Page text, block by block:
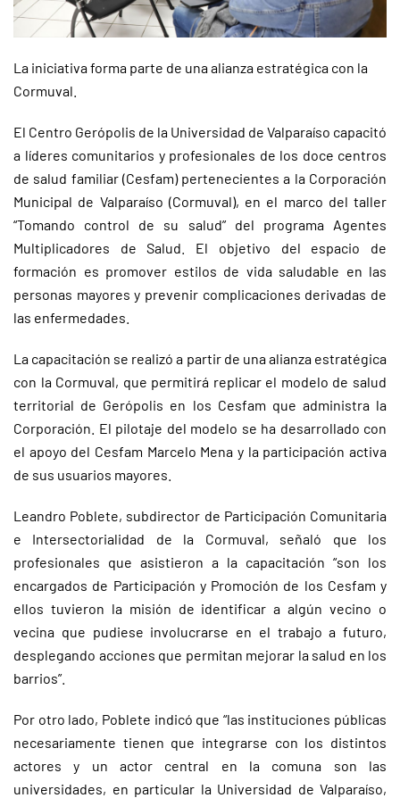
La iniciativa forma parte de una alianza estratégica con la
Cormuval.
El Centro Gerópolis de la Universidad de Valparaíso capacitó
a líderes comunitarios y profesionales de los doce centros
de salud familiar (Cesfam) pertenecientes a la Corporación
Municipal de Valparaíso (Cormuval), en el marco del taller
“Tomando control de su salud” del programa Agentes
Multiplicadores de Salud. El objetivo del espacio de
formación es promover estilos de vida saludable en las
personas mayores y prevenir complicaciones derivadas de
las enfermedades.
La capacitación se realizó a partir de una alianza estratégica
con la Cormuval, que permitirá replicar el modelo de salud
territorial de Gerópolis en los Cesfam que administra la
Corporación. El pilotaje del modelo se ha desarrollado con
el apoyo del Cesfam Marcelo Mena y la participación activa
de sus usuarios mayores.
Leandro Poblete, subdirector de Participación Comunitaria
e Intersectorialidad de la Cormuval, señaló que los
profesionales que asistieron a la capacitación “son los
encargados de Participación y Promoción de los Cesfam y
ellos tuvieron la misión de identificar a algún vecino o
vecina que pudiese involucrarse en el trabajo a futuro,
desplegando acciones que permitan mejorar la salud en los
barrios”.
Por otro lado, Poblete indicó que “las instituciones públicas
necesariamente tienen que integrarse con los distintos
actores y un actor central en la comuna son las
universidades, en particular la Universidad de Valparaíso,